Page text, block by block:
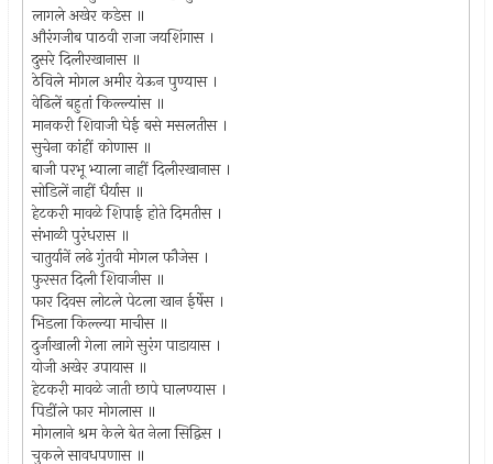
लागले अखेर कडेस ॥
औरंगजीब पाठवी राजा जयशिंगास ।
दुसरे दिलीरखानास ॥
ठेविले मोगल अमीर येऊन पुण्यास ।
वेढिलें बहुतां किल्ल्यांस ॥
मानकरी शिवाजी घेई बसे मसलतीस ।
सुचेना कांहीं कोणास ॥
बाजी परभू भ्याला नाहीं दिलीरखानास ।
सोडिलें नाहीं धैर्यास ॥
हेटकरी मावळे शिपाई होते दिमतीस ।
संभाळी पुरंधरास ॥
चातुर्यानें लढे गुंतवी मोगल फौजेस ।
फुरसत दिली शिवाजीस ॥
फार दिवस लोटले पेटला खान ईर्षेस ।
भिडला किल्ल्या माचीस ॥
दुर्जाखाली गेला लागे सुरंग पाडायास ।
योजी अखेर उपायास ॥
हेटकरी मावळे जाती छापे घालण्यास ।
पिडींले फार मोगलास ॥
मोगलाने श्रम केले बेत नेला सिद्विस ।
चुकले सावधपणास ॥